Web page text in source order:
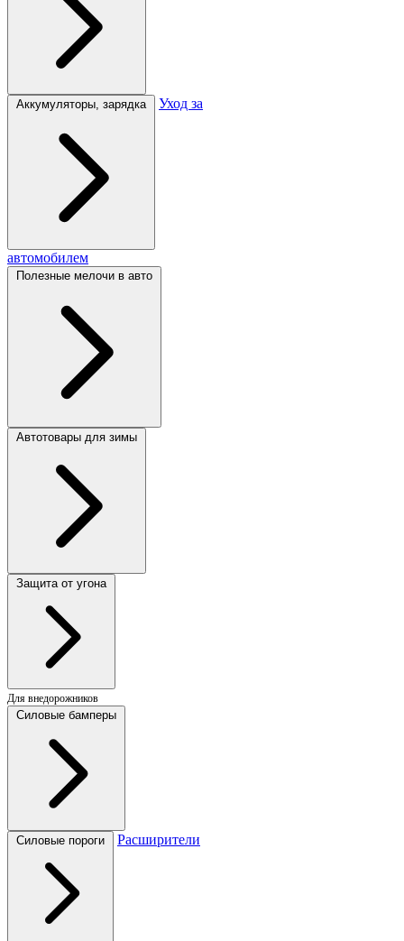
Аккумуляторы, зарядка Уход за
автомобилем
Полезные мелочи в авто
Автотовары для зимы
Защита от угона
Для внедорожников
Силовые бамперы
Силовые пороги Расширители